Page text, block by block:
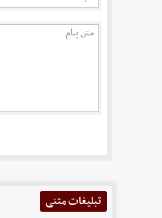
تبلیغات متنی